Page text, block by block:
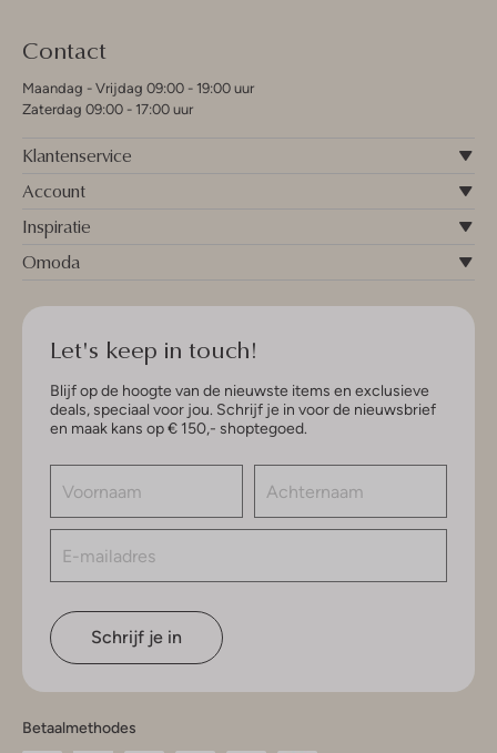
Contact
Maandag - Vrijdag 09:00 - 19:00 uur
Zaterdag 09:00 - 17:00 uur
Klantenservice
Account
Inspiratie
Omoda
Let's keep in touch!
Blijf op de hoogte van de nieuwste items en exclusieve
deals, speciaal voor jou. Schrijf je in voor de nieuwsbrief
en maak kans op € 150,- shoptegoed.
Schrijf je in
Betaalmethodes